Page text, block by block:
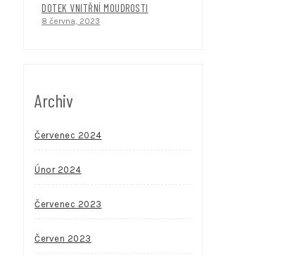
DOTEK VNITŘNÍ MOUDROSTI
8 června, 2023
Archiv
Červenec 2024
Únor 2024
Červenec 2023
Červen 2023